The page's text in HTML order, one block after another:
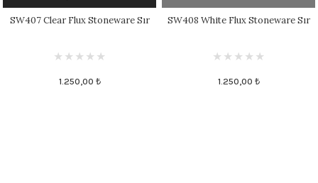
°C
SW407 Clear Flux Stoneware Sır
1.250,00 ₺
SW408 White Flux Stoneware Sır
1.250,00 ₺